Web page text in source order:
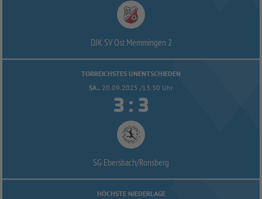
DJK SV Ost Memmingen 2
TORREICHSTES UNENTSCHIEDEN
SA.. 20.09.2025 /13:30 Uhr
 : 
SG Ebersbach/Ronsberg
HÖCHSTE NIEDERLAGE